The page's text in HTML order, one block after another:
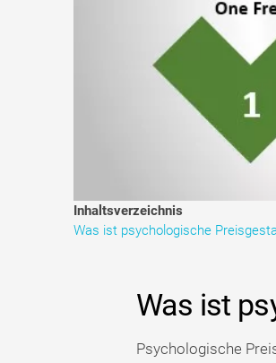
Inhaltsverzeichnis
Was ist psychologische
Was ist
Psychologische